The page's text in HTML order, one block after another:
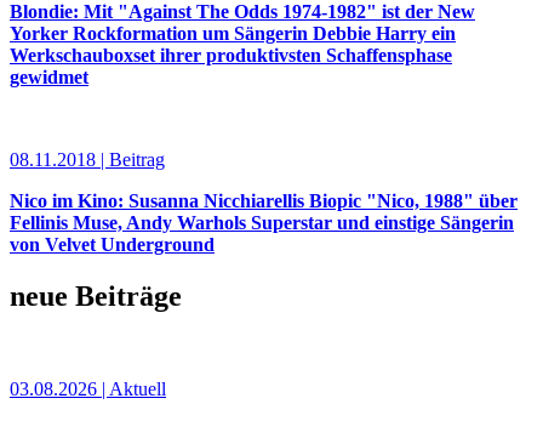
Blondie: Mit "Against The Odds 1974-1982" ist der New
Yorker Rockformation um Sängerin Debbie Harry ein
Werkschauboxset ihrer produktivsten Schaffensphase
gewidmet
08.11.2018 | Beitrag
Nico im Kino: Susanna Nicchiarellis Biopic "Nico, 1988" über
Fellinis Muse, Andy Warhols Superstar und einstige Sängerin
von Velvet Underground
neue Beiträge
03.08.2026 | Aktuell